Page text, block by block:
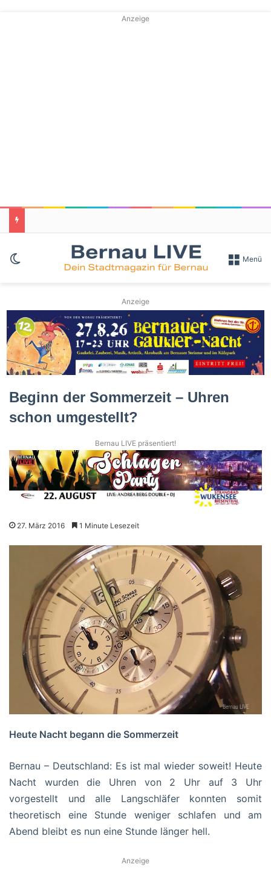
Anzeige
Skin umschalten Menü
Anzeige
Beginn der Sommerzeit – Uhren
schon umgestellt?
Bernau LIVE präsentiert!
27. März 2016 1 Minute Lesezeit
Heute Nacht begann die Sommerzeit
Bernau – Deutschland: Es ist mal wieder soweit! Heute
Nacht wurden die Uhren von 2 Uhr auf 3 Uhr
vorgestellt und alle Langschläfer konnten somit
theoretisch eine Stunde weniger schlafen und am
Abend bleibt es nun eine Stunde länger hell.
Anzeige